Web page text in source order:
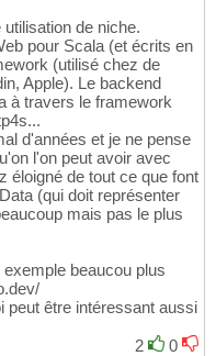
de niche.
pour Scala (et écrits en
(utilisé chez de
Apple). Le backend
à travers le framework
d'années et je ne pense
l'on peut avoir avec
éloigné de tout ce que font
(qui doit représenter
mais pas le plus
beaucou plus
peut être intéressant aussi
2
0